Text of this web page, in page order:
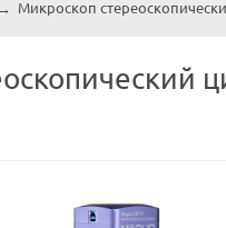
→ Микроскоп